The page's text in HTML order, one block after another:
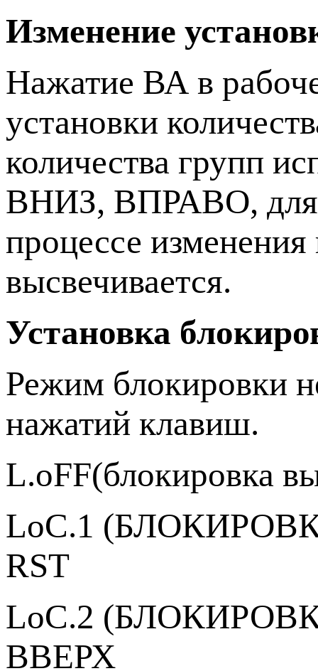
Изменение
Нажатие ВА в
установки
количества групп
ВНИЗ, ВПРАВО, для
процессе изменения
высвечивается.
Установка
Режим блокировки
нажатий клавиш.
L.oFF(блокировка
LoС.1
RST
LoC.2
ВВЕРХ